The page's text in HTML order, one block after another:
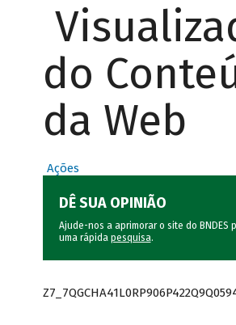
do
da Web
Ações
DÊ SUA OPINIÃO
Ajude-nos a aprimorar o site do BNDES
uma rápida pesquisa.